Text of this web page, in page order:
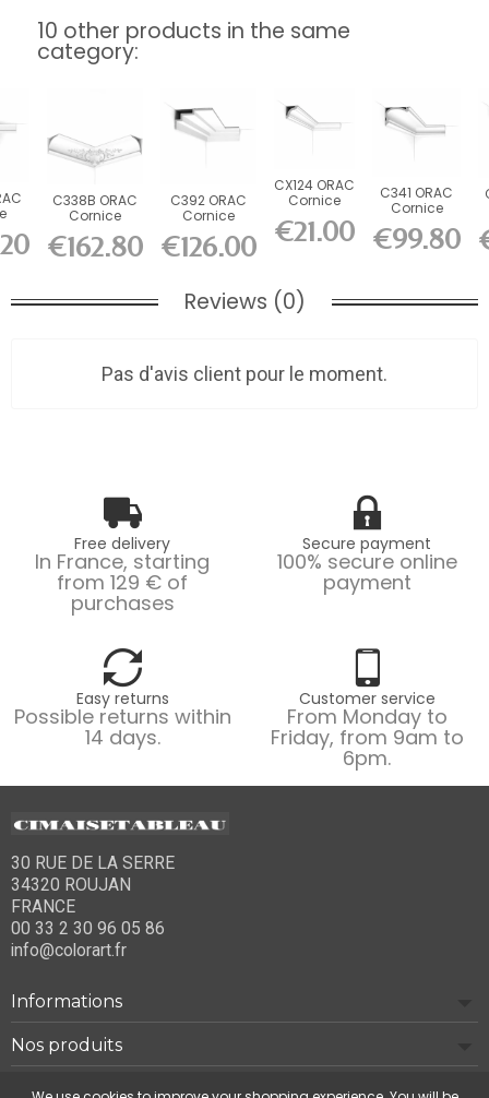
10 other products in the same
category:
C338B ORAC
Cornice
Purotouch
L200 x H18.2...
€162.80
C392 ORAC
Cornice
Purotouch
L200 x H19 x...
€126.00
CX124 ORAC
Cornice
Durofoam
L200 x H4.9
x...
€21.00
C341 ORAC
Cornice
Purotouch
L200 x H8.8
x...
€99.80
Reviews (0)
Pas d'avis client pour le moment.
Free delivery
In France, starting
from 129 € of
purchases
Secure payment
100% secure online
payment
Easy returns
Possible returns within
14 days.
Customer service
From Monday to
Friday, from 9am to
6pm.
30 RUE DE LA SERRE
34320 ROUJAN
FRANCE
00 33 2 30 96 05 86
info@colorart.fr
Informations
Nos produits
Notre société